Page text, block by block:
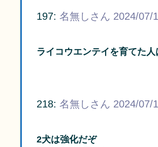
197: 名無しさん 2024/07/
ライコウエンテイを育てた
218: 名無しさん 2024/07/
2犬は強化だぞ